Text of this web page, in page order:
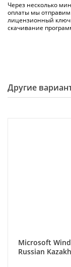
Через несколько
оплаты мы отправим
лицензионный ключ
скачивание
Другие
Microsoft
Russian